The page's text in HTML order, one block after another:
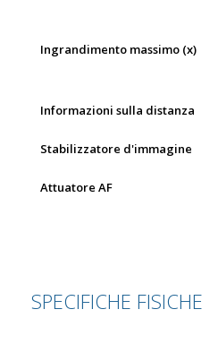
Ingrandimento massimo (x)
Informazioni sulla distanza
Stabilizzatore d'immagine
Attuatore AF
SPECIFICHE FISICHE